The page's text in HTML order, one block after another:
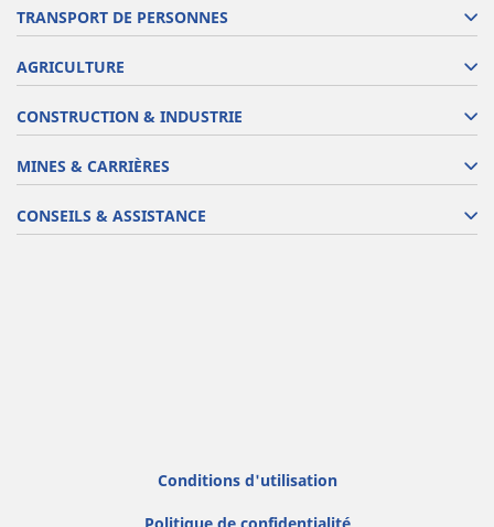
TRANSPORT DE PERSONNES
AGRICULTURE
CONSTRUCTION & INDUSTRIE
MINES & CARRIÈRES
CONSEILS & ASSISTANCE
Conditions d'utilisation